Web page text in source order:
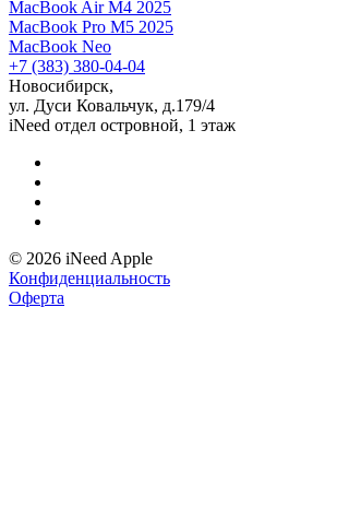
MacBook Air M4 2025
MacBook Pro M5 2025
MacBook Neo
+7 (383) 380-04-04
Новосибирск,
ул. Дуси Ковальчук, д.179/4
iNeed отдел островной, 1 этаж
© 2026 iNeed Apple
Конфиденциальность
Оферта